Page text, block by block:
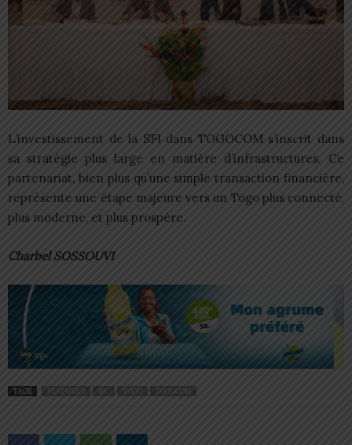
L’investissement de la SFI dans TOGOCOM s’inscrit dans
sa stratégie plus large en matière d’infrastructures. Ce
partenariat, bien plus qu’une simple transaction financière,
représente une étape majeure vers un Togo plus connecté,
plus moderne, et plus prospère.
Charbel SOSSOUVI
TAGS FEATURED IFC TOGO TOGOCOM